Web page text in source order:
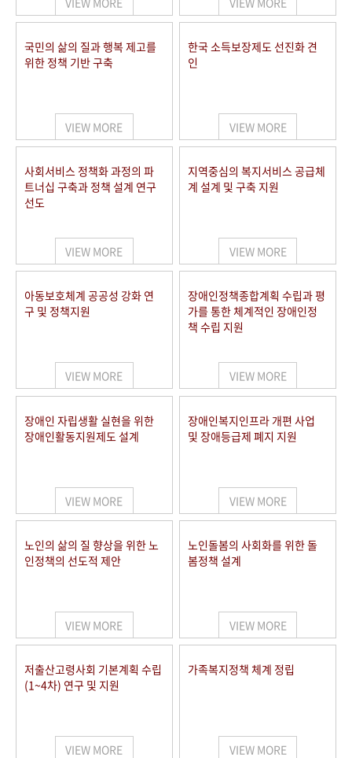
국민의 삶의 질과 행복 제고를
위한 정책 기반 구축
VIEW MORE
한국 소득보장제도 선진화 견
인
VIEW MORE
사회서비스 정책화 과정의 파
트너십 구축과 정책 설계 연구
선도
VIEW MORE
지역중심의 복지서비스 공급체
계 설계 및 구축 지원
VIEW MORE
아동보호체계 공공성 강화 연
구 및 정책지원
VIEW MORE
장애인정책종합계획 수립과 평
가를 통한 체계적인 장애인정
책 수립 지원
VIEW MORE
장애인 자립생활 실현을 위한
장애인활동지원제도 설계
VIEW MORE
장애인복지인프라 개편 사업
및 장애등급제 폐지 지원
VIEW MORE
노인의 삶의 질 향상을 위한 노
인정책의 선도적 제안
VIEW MORE
노인돌봄의 사회화를 위한 돌
봄정책 설계
VIEW MORE
저출산고령사회 기본계획 수립
(1~4차) 연구 및 지원
VIEW MORE
가족복지정책 체계 정립
VIEW MORE